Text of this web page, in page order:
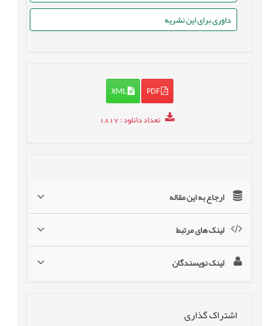
داوری برای این نشریه
PDF
XML
تعداد دانلود: 1817
ارجاع به این مقاله
لینک های مرتبط
لینک نویسندگان
اشتراک گذاری